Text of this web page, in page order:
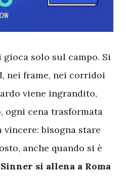
solo sul campo. Si
nei frame, nei corridoi
viene ingrandito,
ogni cena trasformata
vincere: bisogna stare
anche quando si è
si allena a Roma